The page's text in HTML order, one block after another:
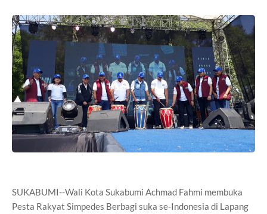
SUKABUMI--Wali Kota Sukabumi Achmad Fahmi membuka
Pesta Rakyat Simpedes Berbagi suka se-Indonesia di Lapang